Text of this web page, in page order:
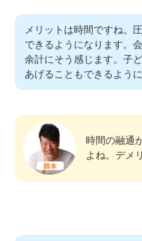
メリットは時間ですね。
できるようになります。
余計にそう感じます。子
あげることもできるよう
時間の融通
よね。デメ